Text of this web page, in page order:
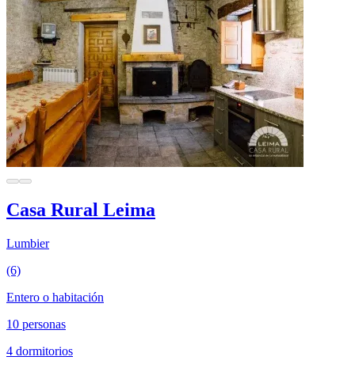
Casa Rural Leima
Lumbier
(6)
Entero o habitación
10 personas
4 dormitorios